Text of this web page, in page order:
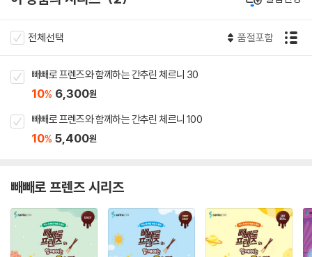
전체선택 품절포함
빼빼로 프렌즈와 함께하는 간추린 체르니 30
10% 6,300원
빼빼로 프렌즈와 함께하는 간추린 체르니 100
10% 5,400원
빼빼로 프렌즈 시리즈